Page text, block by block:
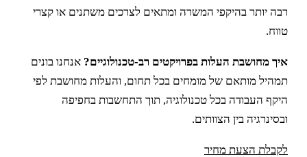
רבה יותר בהיקפי המשרה ומתאים לצרכים משתנים או קצרי
טווח.
איך מחושבת העלות בפרויקטים רב-טכנולוגיים? אנחנו בונים
תמהיל מותאם של מומחים בכל תחום, והעלות מחושבת לפי
היקף העבודה בכל טכנולוגיה, תוך התחשבות בחפיפה
ובסינרגיה בין הצוותים.
לקבלת הצעת מחיר